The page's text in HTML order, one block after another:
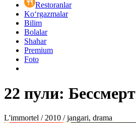
Restoranlar
Ko‘rgazmalar
Bilim
Bolalar
Shahar
Premium
Foto
22 пули:
L'immortel / 2010 / jangari, drama